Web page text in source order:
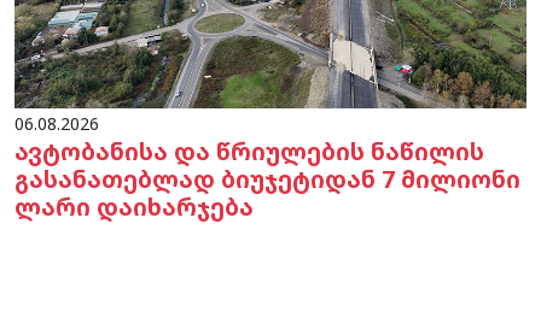
06.08.2026
ავტობანისა და წრიულების ნაწილის
გასანათებლად ბიუჯეტიდან 7 მილიონი
ლარი დაიხარჯება